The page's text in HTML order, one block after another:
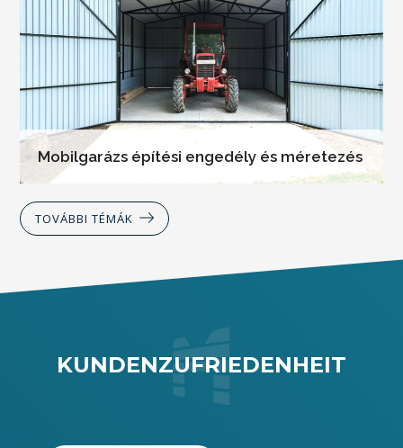
Mobilgarázs építési engedély és méretezés
TOVÁBBI TÉMÁK
KUNDENZUFRIEDENHEIT